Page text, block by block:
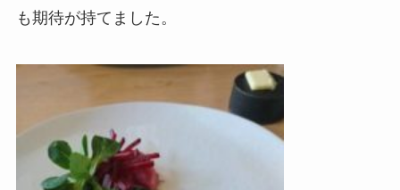
も期待が持てました。